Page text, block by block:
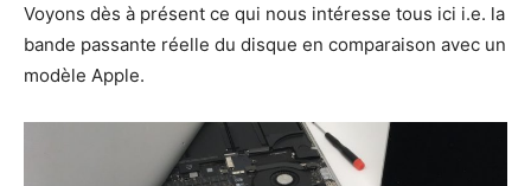
Voyons dès à présent ce qui nous intéresse tous ici i.e. la
bande passante réelle du disque en comparaison avec un
modèle Apple.